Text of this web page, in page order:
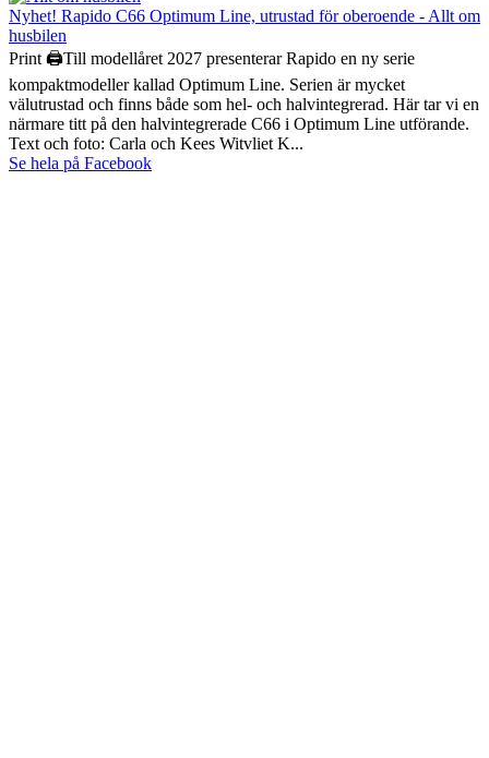
Nyhet! Rapido C66 Optimum Line, utrustad för oberoende - Allt om
husbilen
Print 🖨Till modellåret 2027 presenterar Rapido en ny serie
kompaktmodeller kallad Optimum Line. Serien är mycket
välutrustad och finns både som hel- och halvintegrerad. Här tar vi en
närmare titt på den halvintegrerade C66 i Optimum Line utförande.
Text och foto: Carla och Kees Witvliet K...
Se hela på Facebook